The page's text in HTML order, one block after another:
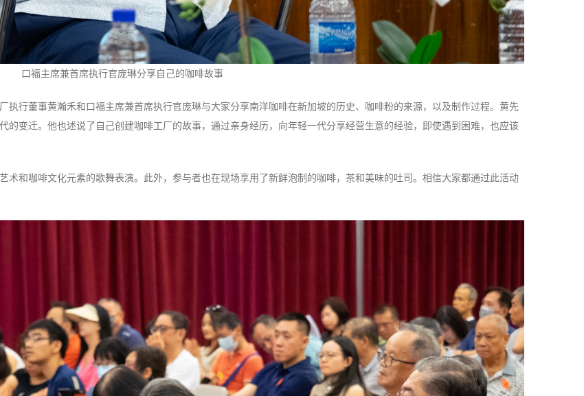
口福主席兼首席执行官庞琳分享自己的咖啡故事
执行董事黄瀚禾和口福主席兼首席执行官庞琳与大家分享南洋咖啡在新加坡的历史、咖啡粉的来源，以及制作过程。黄先
的变迁。他也述说了自己创建咖啡工厂的故事，通过亲身经历，向年轻一代分享经营生意的经验，即使遇到困难，也应该
术和咖啡文化元素的歌舞表演。此外，参与者也在现场享用了新鲜泡制的咖啡，茶和美味的吐司。相信大家都通过此活动